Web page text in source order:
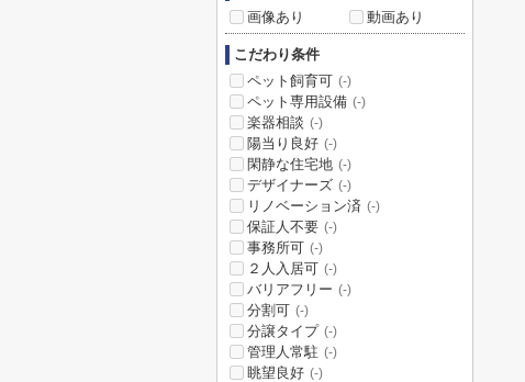
画像あり
動画あり
こだわり条件
ペット飼育可 (-)
ペット専用設備 (-)
楽器相談 (-)
陽当り良好 (-)
閑静な住宅地 (-)
デザイナーズ (-)
リノベーション済 (-)
保証人不要 (-)
事務所可 (-)
２人入居可 (-)
バリアフリー (-)
分割可 (-)
分譲タイプ (-)
管理人常駐 (-)
眺望良好 (-)